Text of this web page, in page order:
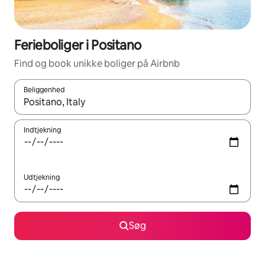
Ferieboliger i Positano
Find og book unikke boliger på Airbnb
Beliggenhed
Når resultaterne er tilgængelige, skal du navigere med
Indtjekning
Udtjekning
Søg